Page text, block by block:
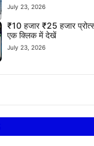
July 23, 2026
₹10 हजार ₹25 हजार
एक क्लिक में देखें
July 23, 2026